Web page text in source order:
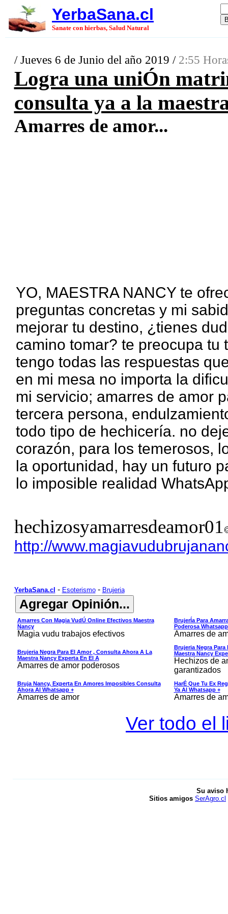
YerbaSana.cl
Sanate con hierbas, Salud Natural
/ Jueves 6 de Junio del año 2019 / 2:55
Logra una uniÓn
consulta ya a la
Amarres de amor...
YO, MAESTRA NANCY te
preguntas concretas y mi
mejorar tu destino, ¿tienes
camino tomar? te preocupa tu
tengo todas las respuestas
en mi mesa no importa la
mi servicio; amarres de amor
tercera persona,
todo tipo de hechicería. no
corazón, para los temerosos,
la oportunidad, hay un futuro
lo imposible realidad
hechizosyamarresdeamor01
http://
YerbaSana.cl - Esoterismo- Brujeria
Amarres Con Magia VudÚ Online Efectivos Maestra
Nancy
Magia vudu trabajos efectivos
BrujerÍa Para
Poderosa
Amarres de
Brujeria Negra Para El Amor , Consulta Ahora A La
Maestra Nancy Experta En El A
Amarres de amor poderosos
Brujeria Negra
Maestra Nancy
Hechizos de
garantizados
Bruja Nancy, Experta En Amores Imposibles Consulta
Ahora Al Whatsapp +
Amarres de amor
HarÉ Que Tu Ex
Ya Al Whatsapp +
Amarres de
Ver todo el
Su aviso
Sitios amigos SerAgro.cl